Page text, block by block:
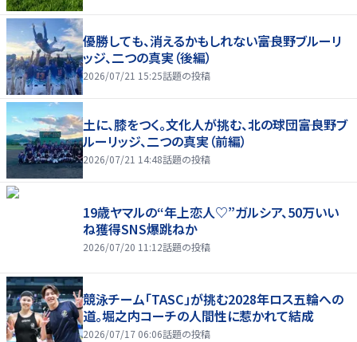
優勝しても、消えるかもしれない――富良野ブルーリ
ッジ、二つの真実（後編）
2026/07/21 15:25話題の投稿
土に、膝をつく。文化人が挑む、北の球団――富良野ブ
ルーリッジ、二つの真実（前編）
2026/07/21 14:48話題の投稿
19歳ヤマルの“年上恋人♡”ガルシア、50万いい
ね獲得SNS爆跳ねか
2026/07/20 11:12話題の投稿
競泳チーム「TASC」が挑む2028年ロス五輪への
道。堀之内コーチの人間性に惹かれて結成
2026/07/17 06:06話題の投稿